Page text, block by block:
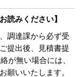
みください】
調達課から必ず受
提出後、見積書提
が無い場合には、
願いいたします。